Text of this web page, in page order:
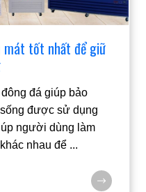
mát tốt nhất để giữ
đá giúp bảo
được sử dụng
người dùng làm
nhau để ...